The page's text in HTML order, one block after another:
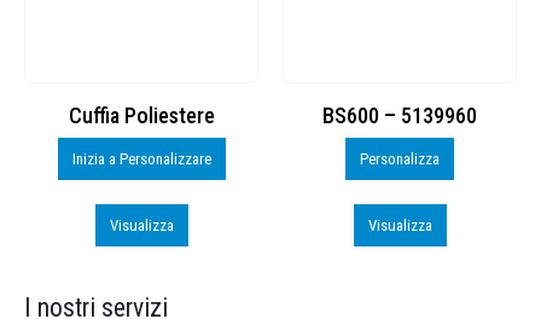
Cuffia Poliestere
Inizia a Personalizzare
Visualizza
BS600 – 5139960
Personalizza
Visualizza
I nostri servizi